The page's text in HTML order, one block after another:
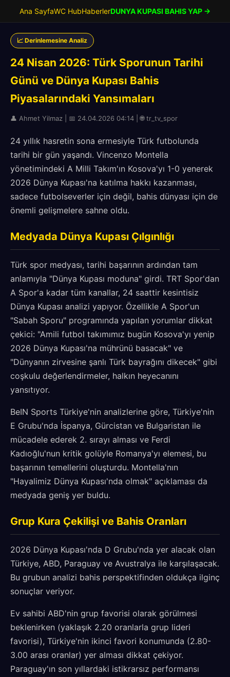
Ana SayfaWC HubHaberlerDUNYA KUPASI BAHIS YAP →
📈 Derinlemesine Analiz
24 Nisan 2026: Türk Sporunun Tarihi
Günü ve Dünya Kupası Bahis
Piyasalarındaki Yansımaları
👤 Ahmet Yilmaz | 📅 24.04.2026 04:14 | 🌐 tr_tv_spor
24 yıllık hasretin sona ermesiyle Türk futbolunda
tarihi bir gün yaşandı. Vincenzo Montella
yönetimindeki A Milli Takım'ın Kosova'yı 1-0 yenerek
2026 Dünya Kupası'na katılma hakkı kazanması,
sadece futbolseverler için değil, bahis dünyası için de
önemli gelişmelere sahne oldu.
Medyada Dünya Kupası Çılgınlığı
Türk spor medyası, tarihi başarının ardından tam
anlamıyla "Dünya Kupası moduna" girdi. TRT Spor'dan
A Spor'a kadar tüm kanallar, 24 saattir kesintisiz
Dünya Kupası analizi yapıyor. Özellikle A Spor'un
"Sabah Sporu" programında yapılan yorumlar dikkat
çekici: "Amili futbol takımımız bugün Kosova'yı yenip
2026 Dünya Kupası'na mührünü basacak" ve
"Dünyanın zirvesine şanlı Türk bayrağını dikecek" gibi
coşkulu değerlendirmeler, halkın heyecanını
yansıtıyor.
BeIN Sports Türkiye'nin analizlerine göre, Türkiye'nin
E Grubu'nda İspanya, Gürcistan ve Bulgaristan ile
mücadele ederek 2. sırayı alması ve Ferdi
Kadıoğlu'nun kritik golüyle Romanya'yı elemesi, bu
başarının temellerini oluşturdu. Montella'nın
"Hayalimiz Dünya Kupası'nda olmak" açıklaması da
medyada geniş yer buldu.
Grup Kura Çekilişi ve Bahis Oranları
2026 Dünya Kupası'nda D Grubu'nda yer alacak olan
Türkiye, ABD, Paraguay ve Avustralya ile karşılaşacak.
Bu grubun analizi bahis perspektifinden oldukça ilginç
sonuçlar veriyor.
Ev sahibi ABD'nin grup favorisi olarak görülmesi
beklenirken (yaklaşık 2.20 oranlarla grup lideri
favorisi), Türkiye'nin ikinci favori konumunda (2.80-
3.00 arası oranlar) yer alması dikkat çekiyor.
Paraguay'ın son yıllardaki istikrarsız performansı